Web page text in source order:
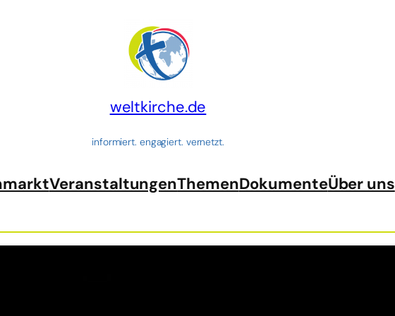
weltkirche.de
informiert. engagiert. vernetzt.
VeranstaltungenThemenDokumenteÜber uns